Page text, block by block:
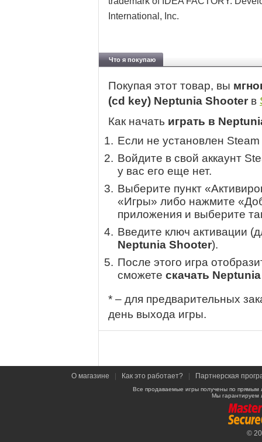
International, Inc.
Что я покупаю
Покупая этот товар, вы
(cd key) Neptunia Shooter в
Как начать играть в
Если не установлен
Войдите в свой аккаунт
у вас его еще нет.
Выберите пункт
«Игры» либо нажмите
приложения и выберите
Введите ключ активации
Neptunia Shooter).
После этого игра
сможете скачать
* – для предварительных
день выхода игры.
О магазине Как это работает? Партнерская
Все продаваемые игры получены по
Мы гарантируем
©